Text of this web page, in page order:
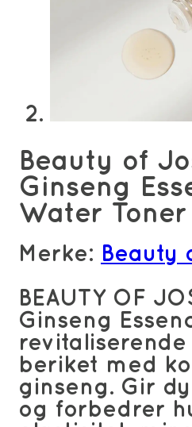
Beauty of
Ginseng
Water Toner
Merke: Beauty
BEAUTY OF
Ginseng
beriket med
ginseng. Gir
og forbedrer